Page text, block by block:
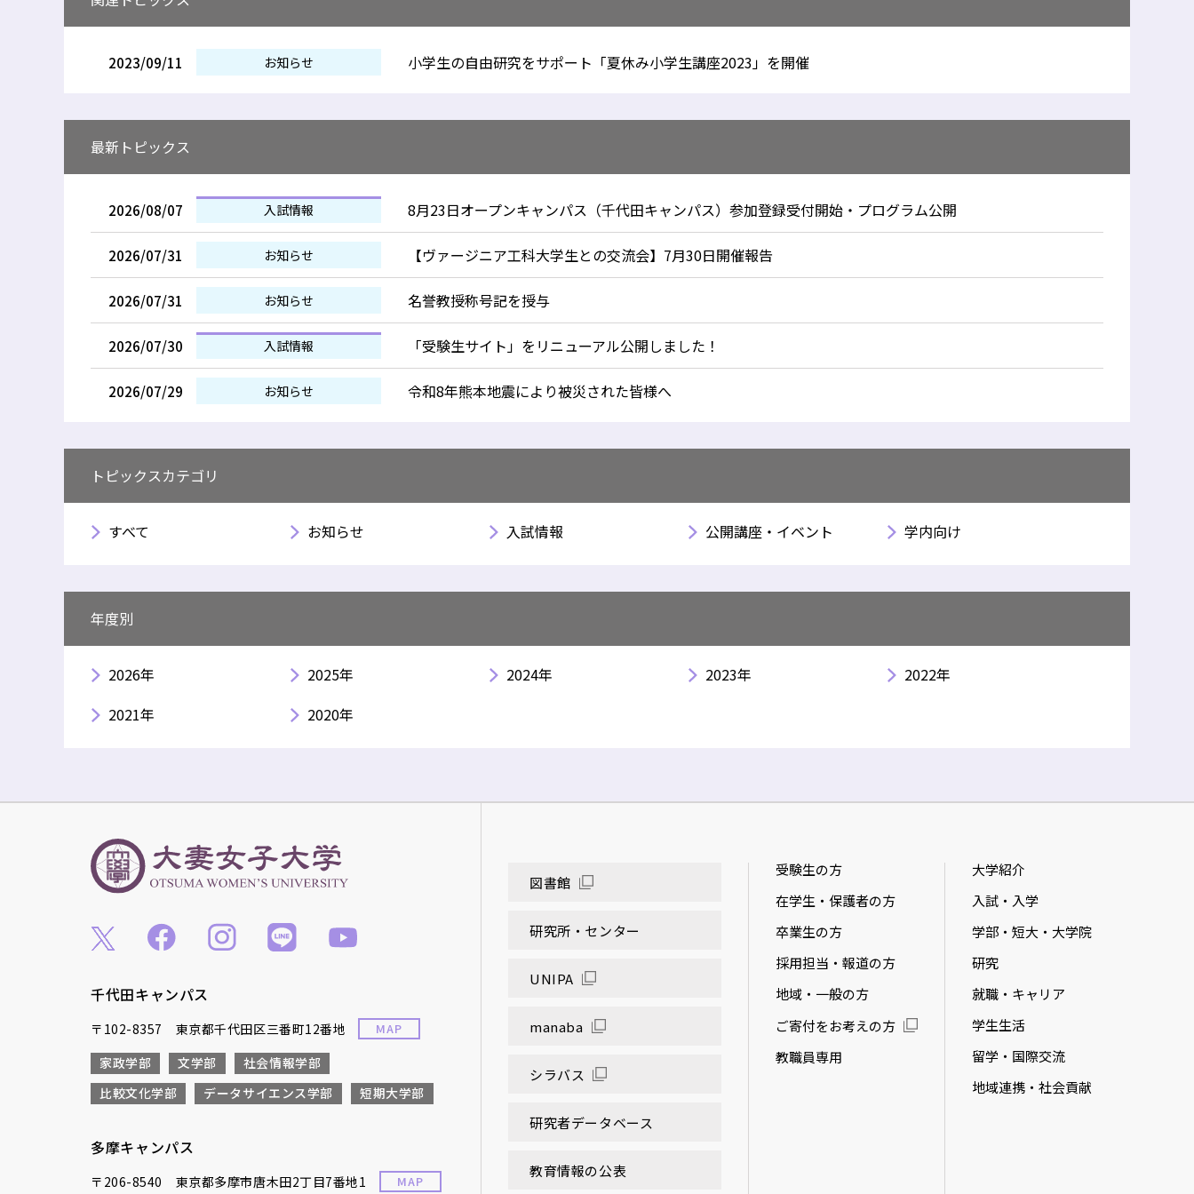
2023/09/11 お知らせ 小学生の自由研究をサポート「夏休み小学生講座2023」を開催
最新トピックス
2026/08/07 入試情報 8月23日オープンキャンパス（千代田キャンパス）参加登録受付開始・プログラム公開
2026/07/31 お知らせ 【ヴァージニア工科大学生との交流会】7月30日開催報告
2026/07/31 お知らせ 名誉教授称号記を授与
2026/07/30 入試情報 「受験生サイト」をリニューアル公開しました！
2026/07/29 お知らせ 令和8年熊本地震により被災された皆様へ
トピックスカテゴリ
すべて お知らせ 入試情報 公開講座・イベント 学内向け
年度別
2026年 2025年 2024年 2023年
2022年
2021年
2020年
千代田キャンパス
〒102-8357 東京都千代田区三番町12番地 MAP
家政学部 文学部
社会情報学部
比較文化学部
データサイエンス学部 短期大学部
多摩キャンパス
〒206-8540 東京都多摩市唐木田2丁目7番地1 MAP
図書館
研究所・センター
UNIPA
manaba
シラバス
研究者データベース
教育情報の公表
受験生の方
在学生・保護者の方
卒業生の方
採用担当・報道の方
地域・一般の方
ご寄付をお考えの方
教職員専用
大学紹介
入試・入学
学部・短大・大学院
研究
就職・キャリア
学生生活
留学・国際交流
地域連携・社会貢献